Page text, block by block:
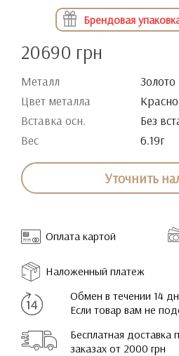
Брендовая
20690 грн
Металл
Золото
Цвет металла
Вставка осн.
Без
Вес
6.19г
Уточнить
Оплата картой
Наложенный платеж
Обмен в течении 14
Если товар вам не
Бесплатная доставка
заказах от 2000 грн